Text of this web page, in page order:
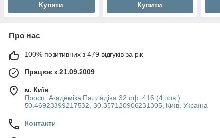
Купити Купити
Про нас
100% позитивних з 479 відгуків за рік
Працює з 21.09.2009
м. Київ
Просп. Акаде́міка Палла́діна 32 оф. 416 (4 пов.)
50.46923399217532, 30.357120906231305, Київ, Україна
Контакти